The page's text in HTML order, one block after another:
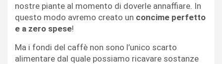
nostre piante al momento di doverle annaffiare. In
questo modo avremo creato un concime perfetto
e a zero spese!
Ma i fondi del caffè non sono l’unico scarto
alimentare dal quale possiamo ricavare sostanze